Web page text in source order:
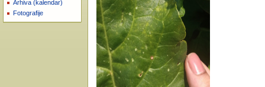
Arhiva (kalendar)
Fotografije